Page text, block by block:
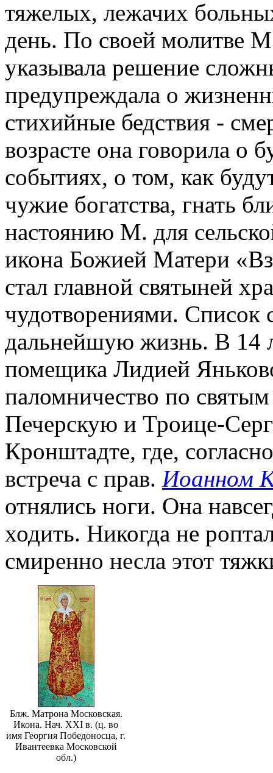
тяжелых, лежачих
день. По своей молитве
указывала решение
предупреждала о
стихийные бедствия -
возрасте она говорила
событиях, о том, как
чужие богатства, гнать
настоянию М. для
икона Божией Матери
стал главной святыней
чудотворениями.
дальнейшую жизнь. В 14
помещика Лидией
паломничество по
Печерскую и Троице-
Кронштадте, где,
встреча с прав. Иоанном
отнялись ноги. Она
ходить. Никогда не
смиренно несла этот
Блж. Матрона Московская.
Икона. Нач. XXI в. (ц. во
имя Георгия Победоносца, г.
Ивантеевка Московской
обл.)